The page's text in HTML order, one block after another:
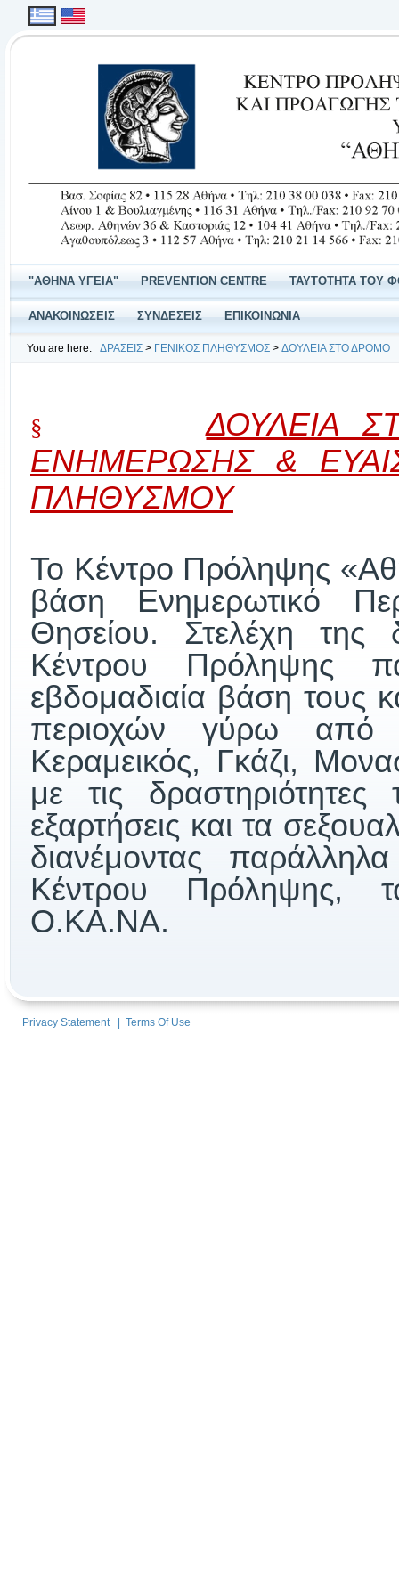
"ΑΘΗΝΑ ΥΓΕΙΑ" PREVENTION CENTRE ΤΑΥΤΟΤΗΤΑ ΤΟΥ
ΑΝΑΚΟΙΝΩΣΕΙΣ ΣΥΝΔΕΣΕΙΣ ΕΠΙΚΟΙΝΩΝΙΑ
You are here: ΔΡΑΣΕΙΣ > ΓΕΝΙΚΟΣ ΠΛΗΘΥΣΜΟΣ > ΔΟΥΛΕΙΑ ΣΤΟ ΔΡΟΜΟ
§
ΔΟΥΛΕΙΑ
ΕΝΗΜΕΡΩΣΗΣ &
ΠΛΗΘΥΣΜΟΥ
Το Κέντρο Πρόληψης
βάση Ενημερωτικό
Θησείου. Στελέχη της
Κέντρου Πρόληψης
εβδομαδιαία βάση τους
περιοχών γύρω από
Κεραμεικός, Γκάζι,
με τις
εξαρτήσεις και τα
διανέμοντας
Κέντρου
Ο.ΚΑ.ΝΑ.
Privacy Statement| Terms Of Use